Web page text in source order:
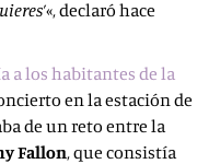
«, declaró hace
a los habitantes de la
en la estación de
de un reto entre la
Fallon, que consistía